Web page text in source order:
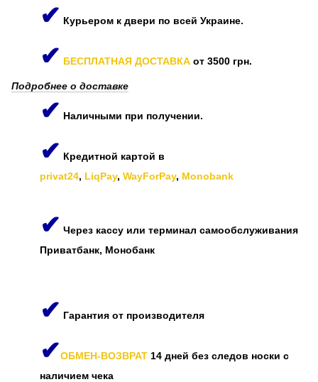
✔ Курьером к двери по всей Украине.
✔ БЕСПЛАТНАЯ ДОСТАВКА от 3500 грн.
Подробнее о доставке
✔ Наличными при получении.
✔ Кредитной картой в
privat24, LiqPay, WayForPay, Monobank
✔ Через кассу или терминал самообслуживания
Приватбанк, Монобанк
✔ Гарантия от производителя
✔ОБМЕН-ВОЗВРАТ 14 дней без следов носки с
наличием чека